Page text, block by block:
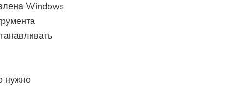
​​​​Windows
нужно